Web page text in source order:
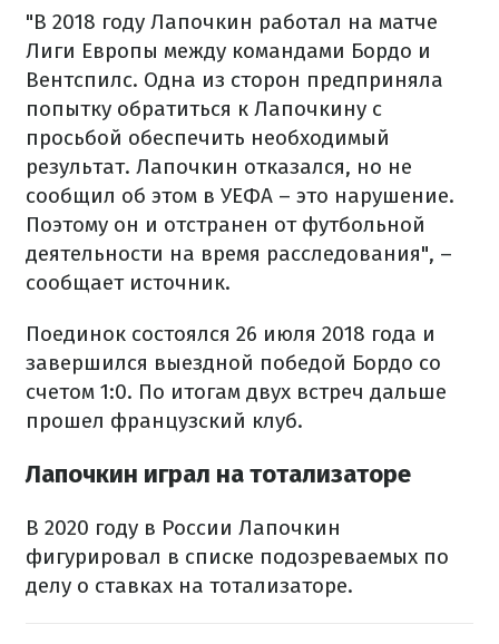
"В 2018 году Лапочкин работал на матче
Лиги Европы между командами Бордо и
Вентспилс. Одна из сторон предприняла
попытку обратиться к Лапочкину с
просьбой обеспечить необходимый
результат. Лапочкин отказался, но не
сообщил об этом в УЕФА – это нарушение.
Поэтому он и отстранен от футбольной
деятельности на время расследования", –
сообщает источник.
Поединок состоялся 26 июля 2018 года и
завершился выездной победой Бордо со
счетом 1:0. По итогам двух встреч дальше
прошел французский клуб.
Лапочкин играл на тотализаторе
В 2020 году в России Лапочкин
фигурировал в списке подозреваемых по
делу о ставках на тотализаторе.